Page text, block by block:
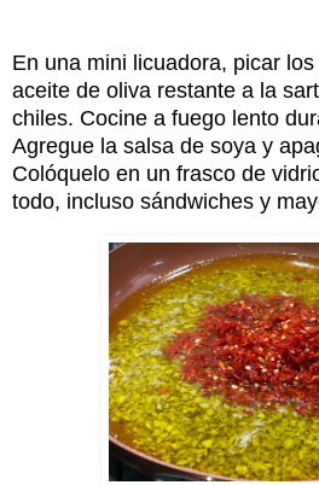
En una mini licuadora, picar
aceite de oliva restante a la
chiles. Cocine a fuego lento
Agregue la salsa de soya y
Colóquelo en un frasco de
todo, incluso sándwiches y